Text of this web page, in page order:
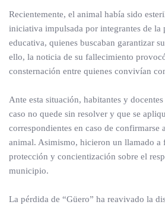
Recientemente, el animal había sido
iniciativa impulsada por integrantes de la
educativa, quienes buscaban garantizar
ello, la noticia de su fallecimiento
consternación entre quienes convivían
Ante esta situación, habitantes y
caso no quede sin resolver y que se
correspondientes en caso de confirmarse
animal. Asimismo, hicieron un llamado a
protección y concientización sobre el
municipio.
La pérdida de “Güero” ha reavivado la